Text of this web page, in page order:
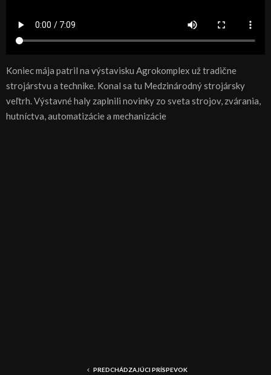
Koniec mája patril na výstavisku Agrokomplex už tradične
strojárstvu a technike. Konal sa tu Medzinárodný strojársky
veľtrh. Výstavné haly zaplnili novinky zo sveta strojov, zvárania,
hutníctva, automatizácie a mechanizácie
PREDCHÁDZAJÚCI PRÍSPEVOK